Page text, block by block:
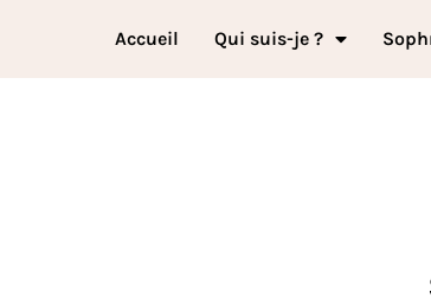
Accueil Qui suis-je ?